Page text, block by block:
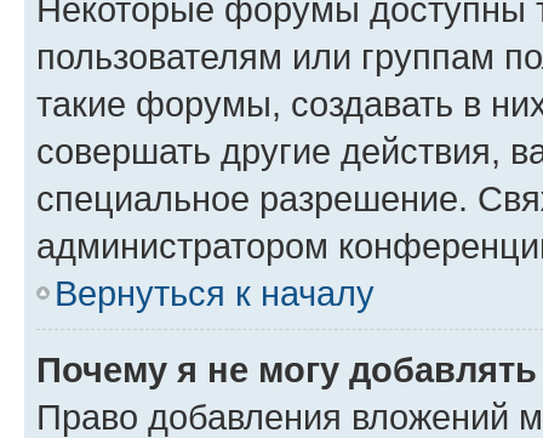
Некоторые форумы доступны
пользователям или группам
такие форумы, создавать в
совершать другие действия,
специальное разрешение.
администратором
Вернуться к началу
Почему я не могу
Право добавления вложений